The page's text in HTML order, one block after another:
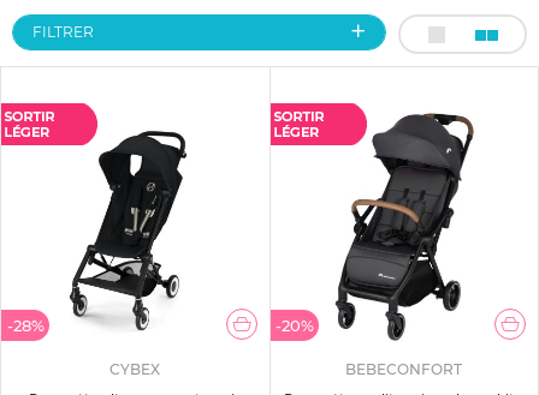
FILTRER
-28%
CYBEX
-20%
BEBECONFORT